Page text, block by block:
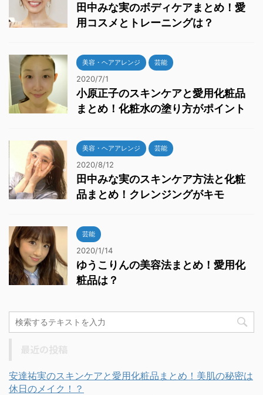
田中みな実のボディケアまとめ！愛
用コスメとトレーニングは？
美容・ヘアアレンジ 芸能
2020/7/1
小原正子のスキンケアと愛用化粧品
まとめ！化粧水の塗り方がポイント
美容・ヘアアレンジ 芸能
2020/8/12
田中みな実のスキンケア方法と化粧
品まとめ！クレンジングがキモ
芸能
2020/1/14
ゆうこりんの美容法まとめ！愛用化
粧品は？
安達祐実のスキンケアと愛用化粧品まとめ！美肌の秘密は
休日のメイク！？